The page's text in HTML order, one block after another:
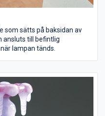
som sätts på baksidan av
ansluts till befintlig
lampan tänds.